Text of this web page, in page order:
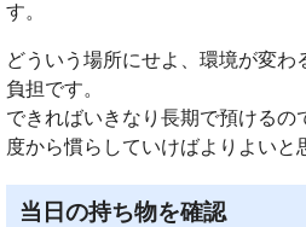
す。
どういう場所にせよ、環境が変わ
負担です。
できればいきなり長期で預けるの
度から慣らしていけばよりよいと
当日の持ち物を確認